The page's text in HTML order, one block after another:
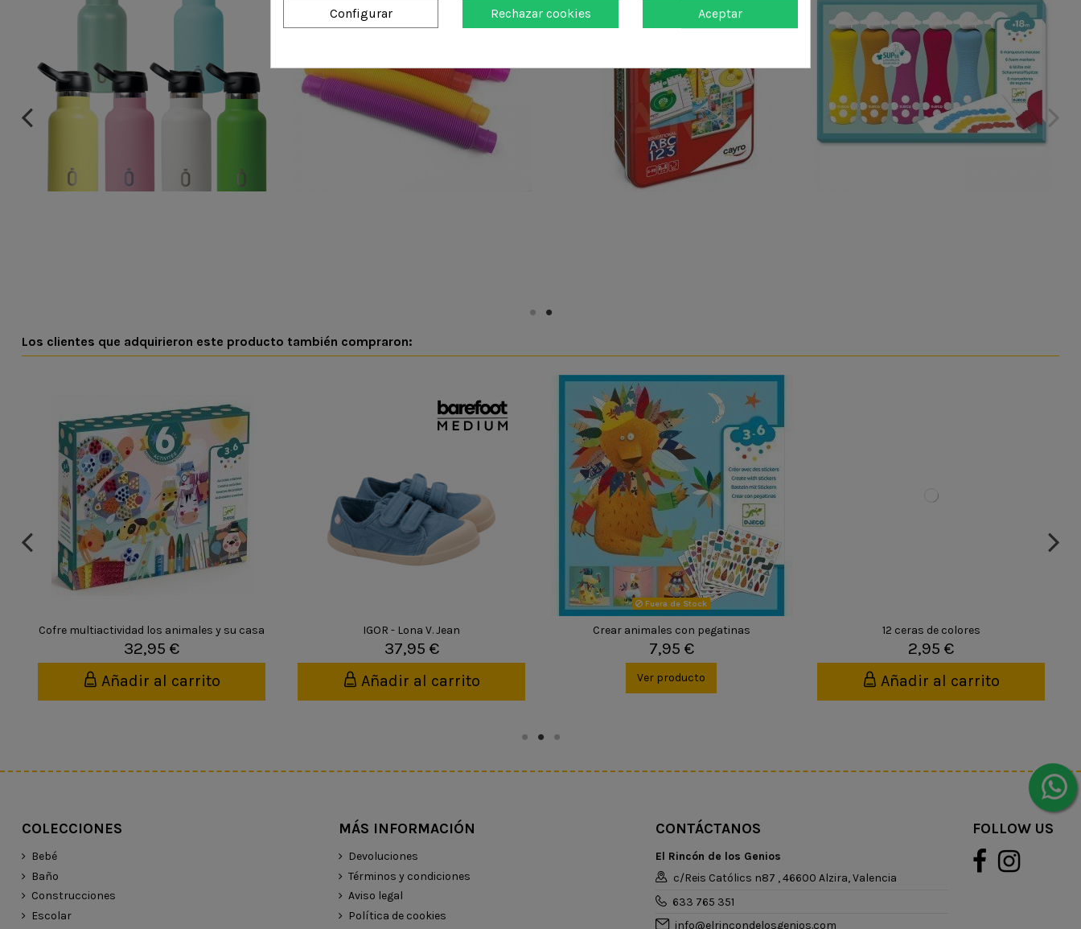
Los clientes que adquirieron este producto también compraron:
Cofre multiactividad los animales y su casa
32,95 €
Añadir al carrito
IGOR - Lona V. Jean
37,95 €
Añadir al carrito
Fuera de Stock
Crear animales con pegatinas
7,95 €
Ver producto
12 ceras de colores
2,95 €
Añadir al carrito
COLECCIONES
Bebé
Baño
Construcciones
Escolar
MÁS INFORMACIÓN
Devoluciones
Términos y condiciones
Aviso legal
Política de cookies
CONTÁCTANOS
El Rincón de los Genios
c/Reis Católics n87 , 46600 Alzira, Valencia
633 765 351
info@elrincondelosgenios.com
FOLLOW US
Aceptar
Rechazar cookies
Configurar